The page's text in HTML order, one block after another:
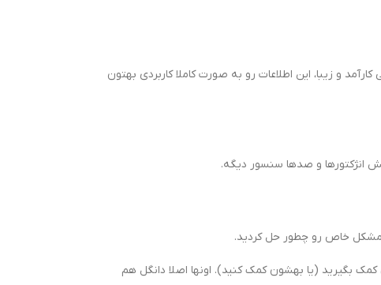
و زیبا، این اطلاعات رو به صورت کاملا کاربردی بهتون
انژکتورها و صدها سنسور دیگه.
مشکل خاص رو چطور حل کردید.
بگیرید (یا بهشون کمک کنید). اونها اصلا دانگل هم